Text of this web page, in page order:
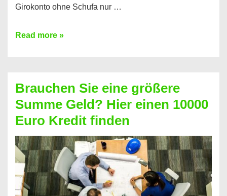
Girokonto ohne Schufa nur …
Günstiges
Geht
das
überhaupt?
Na
klar!
Read more »
Brauchen Sie eine größere
Summe Geld? Hier einen 10000
Euro Kredit finden